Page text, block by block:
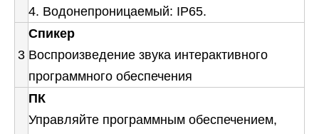
4. Водонепроницаемый: IP65.
3
Спикер
Воспроизведение звука интерактивного
программного обеспечения
ПК
Управляйте программным обеспечением,